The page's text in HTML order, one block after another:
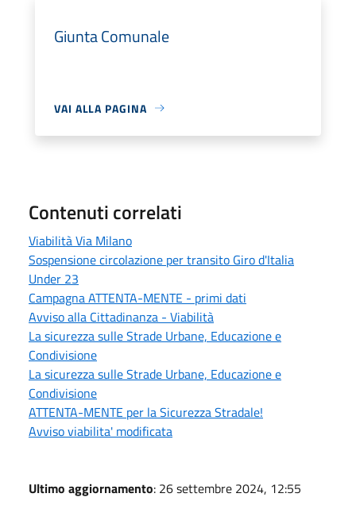
Giunta Comunale
VAI ALLA PAGINA
Contenuti correlati
Viabilità Via Milano
Sospensione circolazione per transito Giro d'Italia
Under 23
Campagna ATTENTA-MENTE - primi dati
Avviso alla Cittadinanza - Viabilità
La sicurezza sulle Strade Urbane, Educazione e
Condivisione
La sicurezza sulle Strade Urbane, Educazione e
Condivisione
ATTENTA-MENTE per la Sicurezza Stradale!
Avviso viabilita' modificata
Ultimo aggiornamento: 26 settembre 2024, 12:55